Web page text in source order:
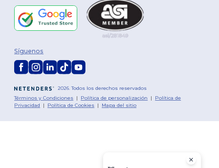
2026. Todos los derechos reservados
Términos y Condiciones | Política de personalización | Política de
Privacidad | Política de Cookies | Mapa del sitio
Síguenos